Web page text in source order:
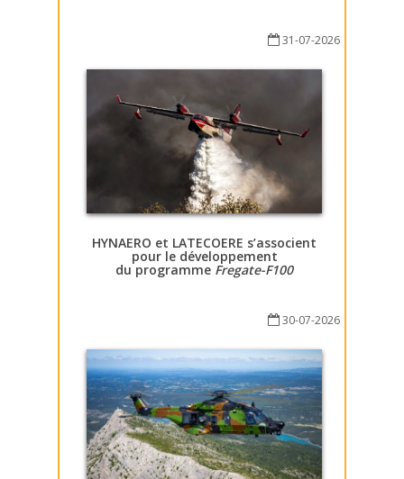
31-07-2026
HYNAERO et LATECOERE s’associent
pour le développement
du programme Fregate-F100
30-07-2026